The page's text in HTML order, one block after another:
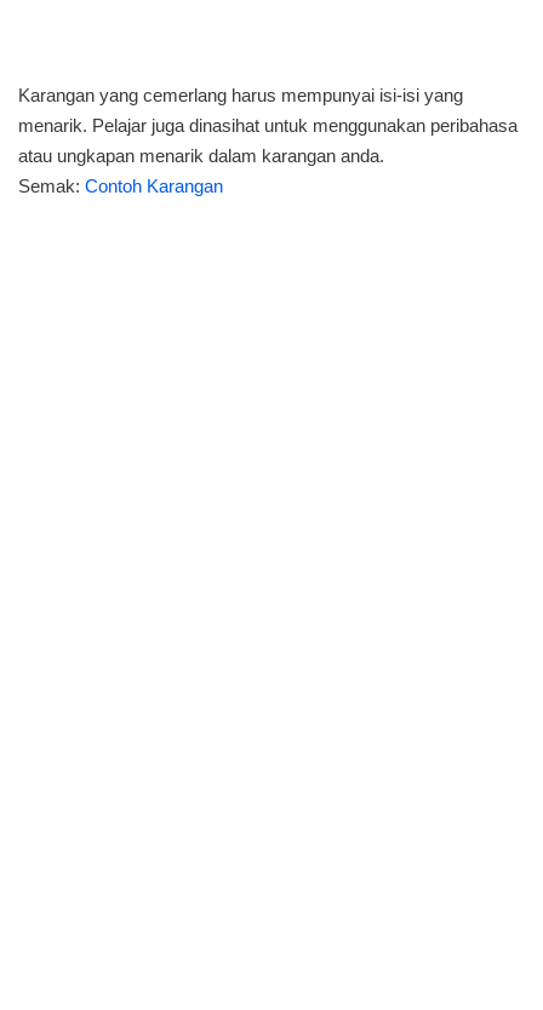
Karangan yang cemerlang harus mempunyai isi-isi yang
menarik. Pelajar juga dinasihat untuk menggunakan peribahasa
atau ungkapan menarik dalam karangan anda.
Semak: Contoh Karangan